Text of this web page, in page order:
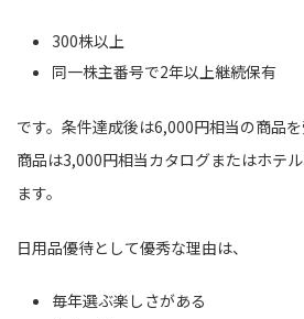
300株以上
同一株主番号で2年以上継続保有
です。条件達成後は6,000円相当の商品を
商品は3,000円相当カタログまたはホテ
ます。
日用品優待として優秀な理由は、
毎年選ぶ楽しさがある